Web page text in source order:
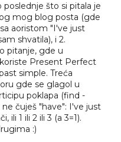
poslednje što si pitala je
mog blog posta (gde
aoristom "I've just
shvatila), i 2.
pitanje, gde u
Present Perfect
simple. Treća
gde se glagol u
poklapa (find -
čuješ "have": I've just
ili 1 ili 2 ili 3 (a 3=1).
:)